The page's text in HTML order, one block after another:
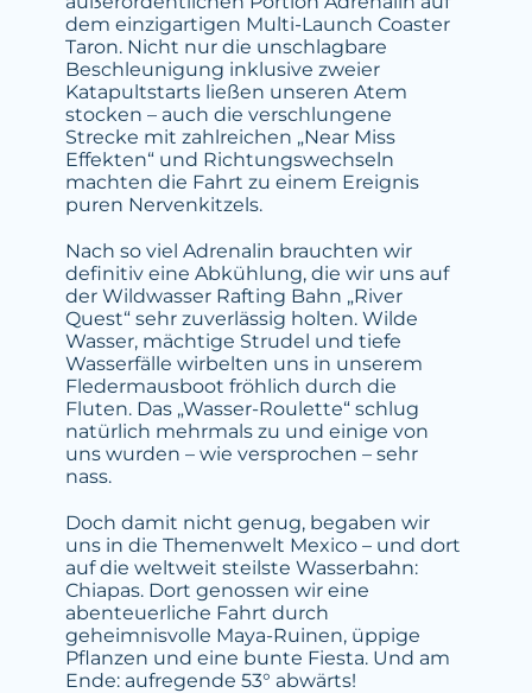
dem einzigartigen Multi-Launch Coaster
Taron. Nicht nur die unschlagbare
Beschleunigung inklusive zweier
Katapultstarts ließen unseren Atem
stocken – auch die verschlungene
Strecke mit zahlreichen „Near Miss
Effekten“ und Richtungswechseln
machten die Fahrt zu einem Ereignis
puren Nervenkitzels.
Nach so viel Adrenalin brauchten wir
definitiv eine Abkühlung, die wir uns auf
der Wildwasser Rafting Bahn „River
Quest“ sehr zuverlässig holten. Wilde
Wasser, mächtige Strudel und tiefe
Wasserfälle wirbelten uns in unserem
Fledermausboot fröhlich durch die
Fluten. Das „Wasser-Roulette“ schlug
natürlich mehrmals zu und einige von
uns wurden – wie versprochen – sehr
nass.
Doch damit nicht genug, begaben wir
uns in die Themenwelt Mexico – und dort
auf die weltweit steilste Wasserbahn:
Chiapas. Dort genossen wir eine
abenteuerliche Fahrt durch
geheimnisvolle Maya-Ruinen, üppige
Pflanzen und eine bunte Fiesta. Und am
Ende: aufregende 53° abwärts!